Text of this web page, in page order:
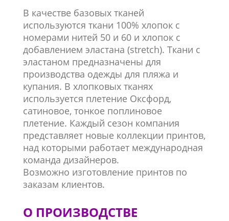
В качестве базовых тканей
используются ткани 100% хлопок с
номерами нитей 50 и 60 и хлопок с
добавлением эластана (stretch). Ткани с
эластаном предназначены для
производства одежды для пляжа и
купания. В хлопковых тканях
используется плетение Оксфорд,
сатиновое, тонкое поплиновое
плетение. Каждый сезон компания
представляет новые коллекции принтов,
над которыми работает международная
команда дизайнеров.
Возможно изготовление принтов по
заказам клиентов.
О ПРОИЗВОДСТВЕ